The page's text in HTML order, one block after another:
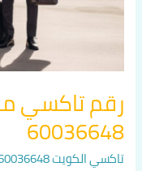
رقم تاكسي
60036648
تاكسي الكويت 60036648